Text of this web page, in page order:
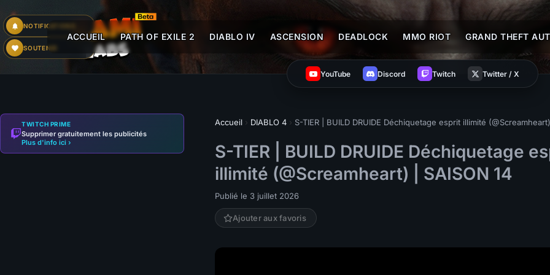
NOTIFICATIONS
SOUTENIR
ACCUEIL PATH OF EXILE 2 DIABLO IV ASCENSION DEADLOCK MMO RIOT GRAND THEFT
YouTube Discord Twitch Twitter / X
Accueil › DIABLO 4 › S-TIER | BUILD DRUIDE Déchiquetage esprit illimité
S-TIER | BUILD DRUIDE Déchiquetage
illimité (@Screamheart) | SAISON 14
Publié le 3 juillet 2026
Ajouter aux favoris
TWITCH PRIME
Supprimer gratuitement les publicités
Plus d'info ici ›